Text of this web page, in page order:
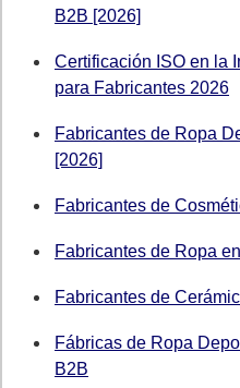
B2B [2026]
Certificación ISO en la
para Fabricantes 2026
Fabricantes de Ropa
[2026]
Fabricantes de
Fabricantes de Ropa
Fabricantes de
Fábricas de Ropa
B2B